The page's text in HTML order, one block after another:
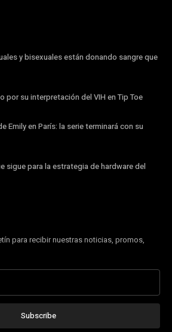
y bisexuales están donando sangre que
por su interpretación del VIH en Tip Toe
Emily en París: la serie terminará con su
sigue para la estrategia de hardware del
para recibir nuestras noticias, promos,
Subscribe